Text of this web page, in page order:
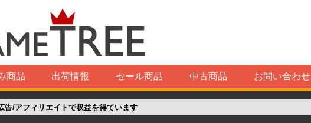
商品 出荷情報 セール商品 中古商品 お問い合わせ
告/アフィリエイトで収益を得ています